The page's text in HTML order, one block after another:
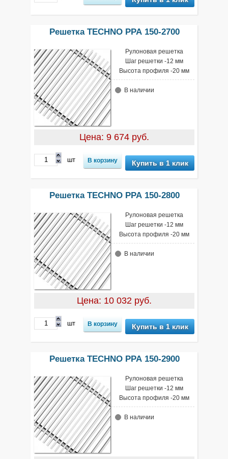
Решетка TECHNO РРА 150-2700
Рулоновая решетка
Шаг решетки -12 мм
Высота профиля -20 мм
В наличии
Цена: 9 674 руб.
шт Купить в 1 клик
Решетка TECHNO РРА 150-2800
Рулоновая решетка
Шаг решетки -12 мм
Высота профиля -20 мм
В наличии
Цена: 10 032 руб.
шт Купить в 1 клик
Решетка TECHNO РРА 150-2900
Рулоновая решетка
Шаг решетки -12 мм
Высота профиля -20 мм
В наличии